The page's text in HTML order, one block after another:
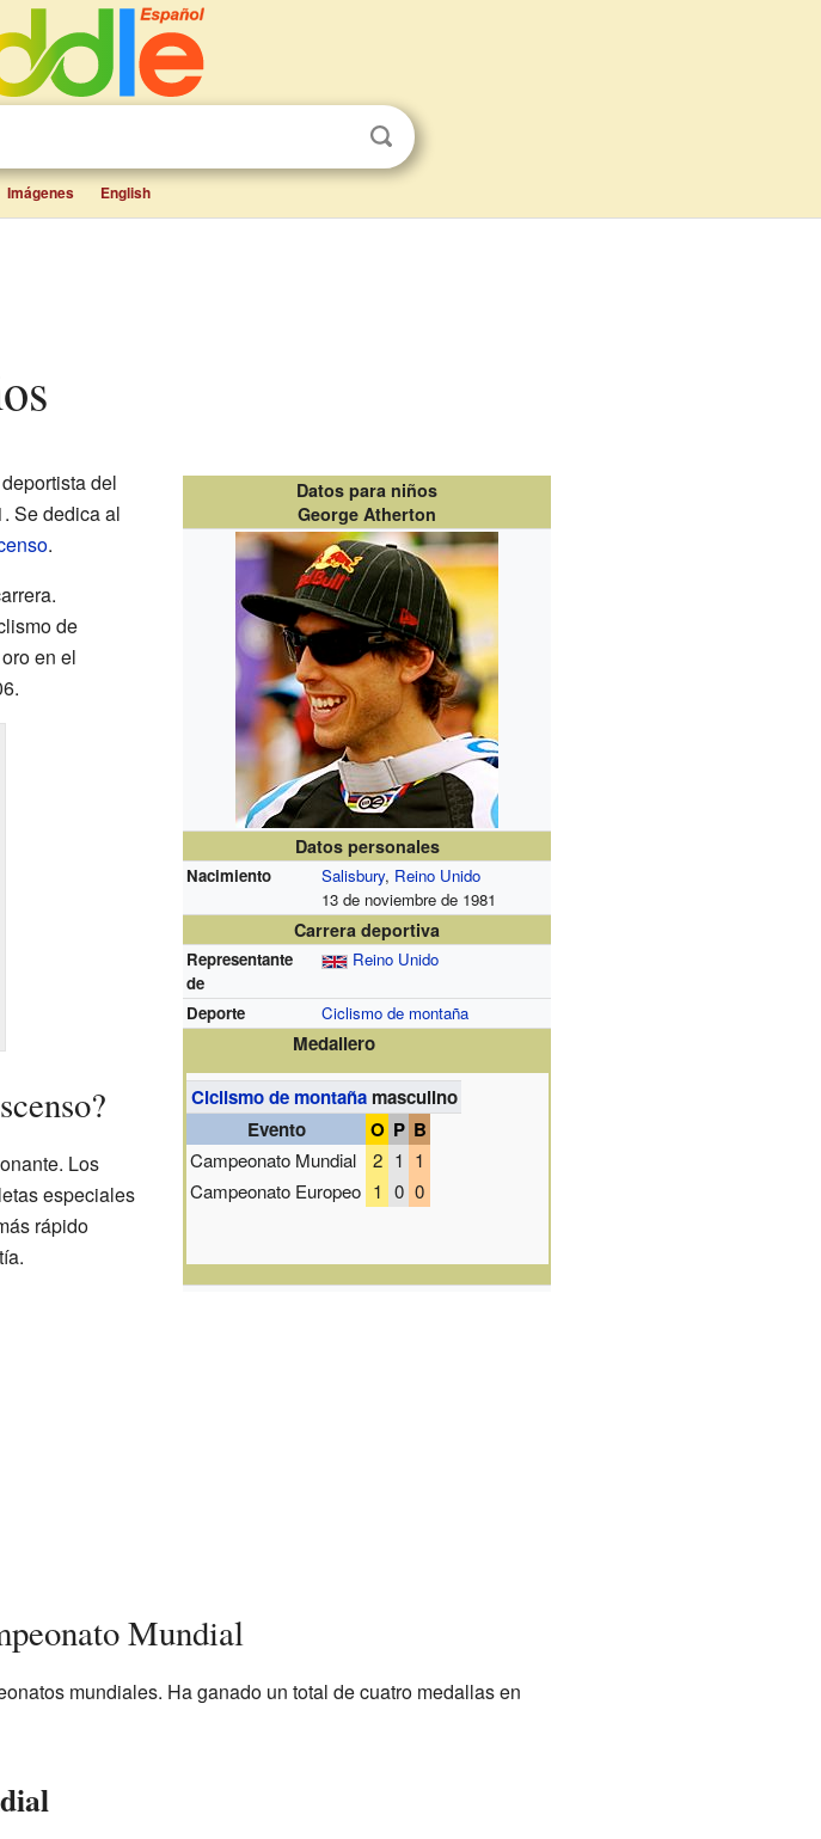
Imágenes English
Datos para niños
George Atherton
Datos personales
Nacimiento Salisbury, Reino Unido
13 de noviembre de 1981
Carrera deportiva
Representante
de
Reino Unido
Deporte Ciclismo de montaña
Medallero
Ciclismo de montañamasculino
Evento
O P B
Campeonato Mundial 2 1 1
Campeonato Europeo 1 0 0
del
Se dedica al
.
de
en el
Los
especiales
rápido
Mundial
mundiales. Ha ganado un total de cuatro medallas en